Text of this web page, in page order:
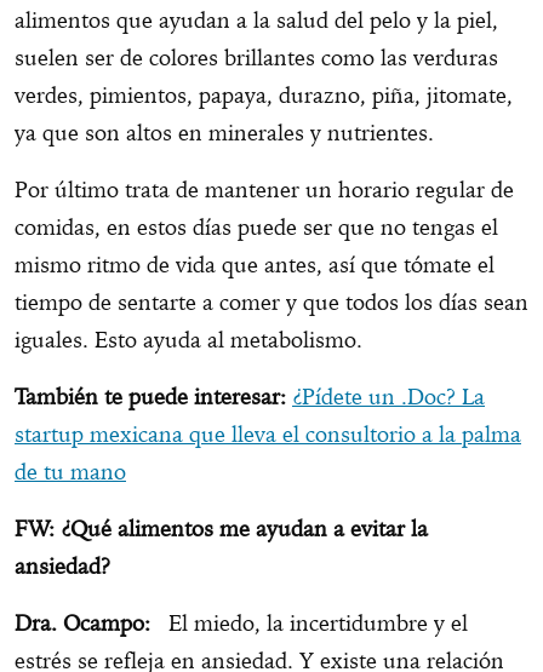
alimentos que ayudan a la salud del pelo y la piel,
suelen ser de colores brillantes como las verduras
verdes, pimientos, papaya, durazno, piña, jitomate,
ya que son altos en minerales y nutrientes.
Por último trata de mantener un horario regular de
comidas, en estos días puede ser que no tengas el
mismo ritmo de vida que antes, así que tómate el
tiempo de sentarte a comer y que todos los días sean
iguales. Esto ayuda al metabolismo.
También te puede interesar: ¿Pídete un .Doc? La
startup mexicana que lleva el consultorio a la palma
de tu mano
FW: ¿Qué alimentos me ayudan a evitar la
ansiedad?
Dra. Ocampo:
El miedo, la incertidumbre y el
estrés se refleja en ansiedad. Y existe una relación